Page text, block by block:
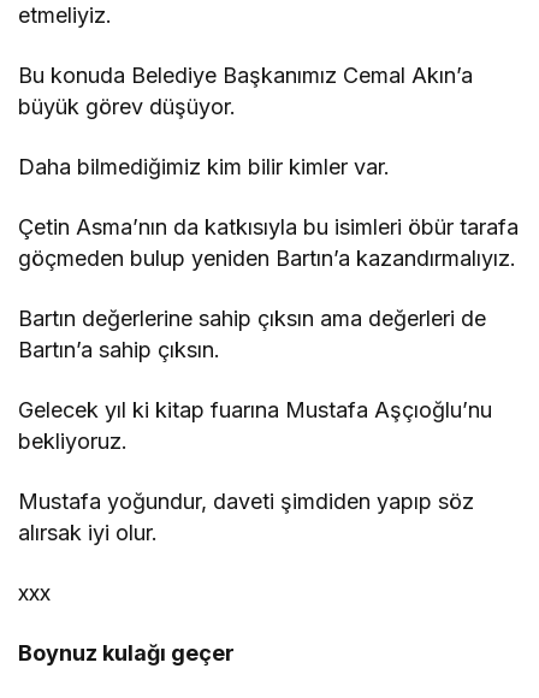
etmeliyiz.
Bu konuda Belediye Başkanımız Cemal Akın’a
büyük görev düşüyor.
Daha bilmediğimiz kim bilir kimler var.
Çetin Asma’nın da katkısıyla bu isimleri öbür tarafa
göçmeden bulup yeniden Bartın’a kazandırmalıyız.
Bartın değerlerine sahip çıksın ama değerleri de
Bartın’a sahip çıksın.
Gelecek yıl ki kitap fuarına Mustafa Aşçıoğlu’nu
bekliyoruz.
Mustafa yoğundur, daveti şimdiden yapıp söz
alırsak iyi olur.
xxx
Boynuz kulağı geçer